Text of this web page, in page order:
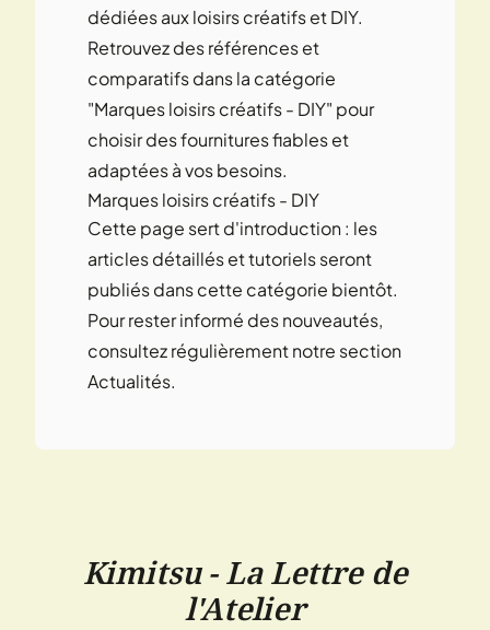
dédiées aux loisirs créatifs et DIY.
Retrouvez des références et
comparatifs dans la catégorie
"Marques loisirs créatifs - DIY" pour
choisir des fournitures fiables et
adaptées à vos besoins.
Marques loisirs créatifs - DIY
Cette page sert d'introduction : les
articles détaillés et tutoriels seront
publiés dans cette catégorie bientôt.
Pour rester informé des nouveautés,
consultez régulièrement notre section
Actualités.
Kimitsu - La Lettre de
l'Atelier